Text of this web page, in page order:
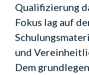
Qualifizierung
Fokus lag auf
und
Dem